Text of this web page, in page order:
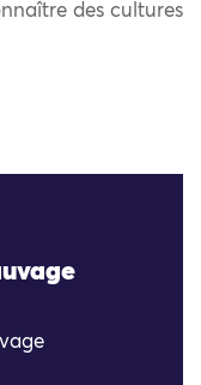
des cultures